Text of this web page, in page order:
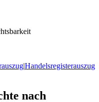
|Handelsregisterauszug
nach